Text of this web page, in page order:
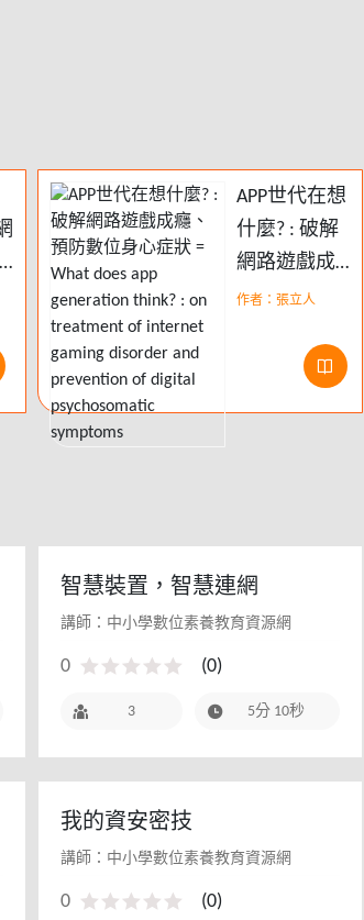
APP世代在想
什麼? : 破解
網路遊戲成
癮、預防數位
What does
disorder and
prevention of
symptoms
作者：張立人
智慧裝置，智慧連網
講師：中小學數位素養教育資源網
0 (0)
3 5分 10秒
我的資安密技
講師：中小學數位素養教育資源網
0 (0)